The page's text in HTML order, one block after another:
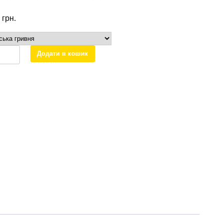
грн.
Додати в кошик